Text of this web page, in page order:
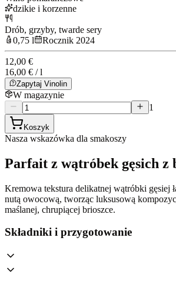
dzikie i korzenne
Drób, grzyby, twarde sery
0,75 l
Rocznik 2024
12,00 €
16,00 € / l
Zapytaj Vinolin
W magazynie
1
Koszyk
Nasza wskazówka dla smakoszy
Parfait z wątróbek gęsich z
Kremowa tekstura delikatnej wątróbki gęsiej
nutą owocową, tworząc luksusową
maślanej, chrupiącej brioszce.
Składniki i przygotowanie